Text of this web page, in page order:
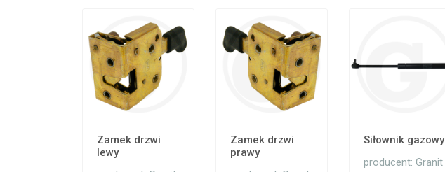
Zamek drzwi
lewy
Zamek drzwi
prawy
Siłownik gazowy
producent: Granit